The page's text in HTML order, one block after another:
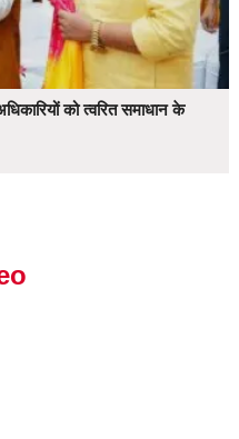
को त्वरित समाधान के